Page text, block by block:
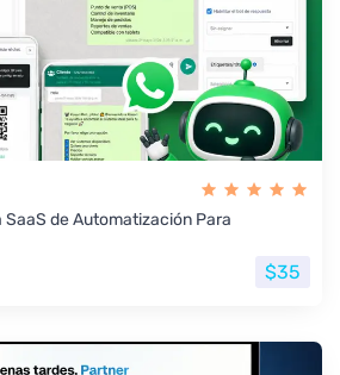
de Automatización Para
$35